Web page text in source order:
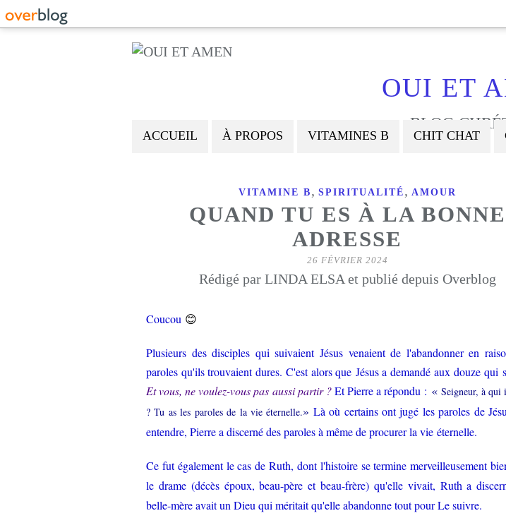
OUI ET
BLOG
ACCUEIL À PROPOS VITAMINES B CHIT CHAT
VITAMINE B , SPIRITUALITÉ , AMOUR
QUAND TU ES À LA BONNE
ADRESSE
26 FÉVRIER 2024
Rédigé par LINDA ELSA et publié depuis Overblog
Coucou 😊
Plusieurs des disciples qui suivaient Jésus venaient de l'abandonner en
paroles qu'ils trouvaient dures. C'est alors que Jésus a demandé aux douze qui
Et vous, ne voulez-vous pas aussi partir ?Et Pierre a répondu : «Seigneur, à qui
? Tu as les paroles de la vie éternelle.» Là où certains ont jugé les paroles de
entendre, Pierre a discerné des paroles à même de procurer la vie éternelle.
Ce fut également le cas de Ruth, dont l'histoire se termine merveilleusement
le drame (décès époux, beau-père et beau-frère) qu'elle vivait, Ruth a
belle-mère avait un Dieu qui méritait qu'elle abandonne tout pour Le suivre.